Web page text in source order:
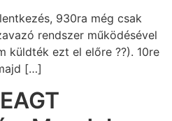
930ra még csak
rendszer működésével
küldték ezt el előre ??). 10re
[…]